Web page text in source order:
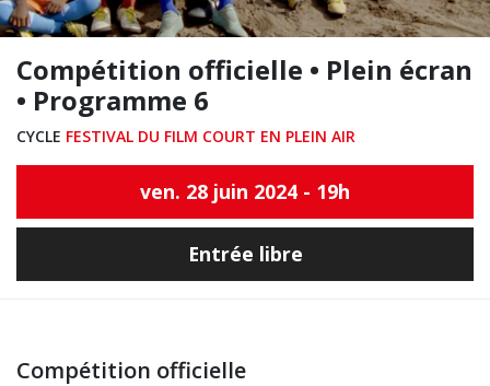
Compétition officielle • Plein écran
• Programme 6
CYCLE FESTIVAL DU FILM COURT EN PLEIN AIR
ven. 28 juin 2024 - 19h
Entrée libre
Compétition officielle